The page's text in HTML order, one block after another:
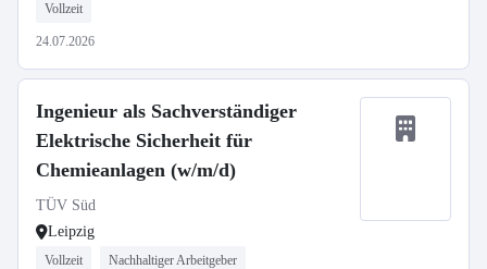
Vollzeit
24.07.2026
Ingenieur als Sachverständiger
Elektrische Sicherheit für
Chemieanlagen (w/m/d)
TÜV Süd
Leipzig
Vollzeit Nachhaltiger Arbeitgeber